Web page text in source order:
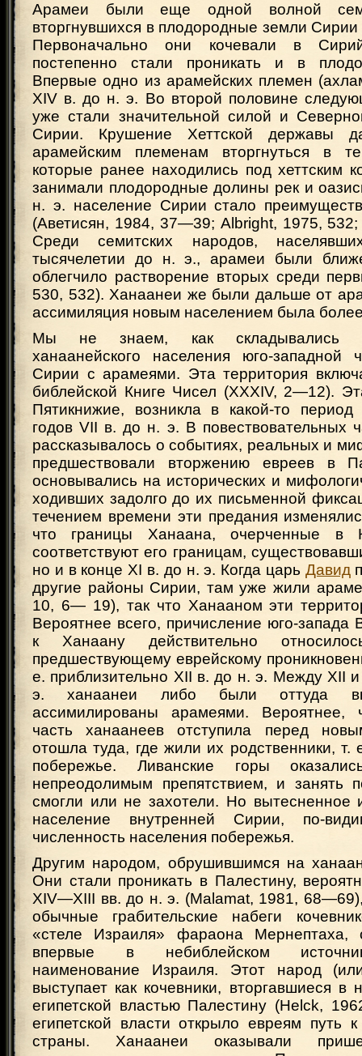
Арамеи были еще одной волной
вторгнувшихся в плодородные земли Сирии
Первоначально они кочевали в
постепенно стали проникать и в
Впервые одно из арамейских племен
XIV в. до н. э. Во второй половине
уже стали значительной силой и
Сирии. Крушение Хеттской державы
арамейским племенам вторгнуться в
которые ранее находились под хеттским
занимали плодородные долины рек и
н. э. население Сирии стало
(Аветисян, 1984, 37—39; Albright, 1975,
Среди семитских народов,
тысячелетии до н. э., арамеи были
облегчило растворение вторых среди
530, 532). Ханаанеи же были дальше от
ассимиляция новым населением была
Мы не знаем, как складывались
ханаанейского населения юго-западной
Сирии с арамеями. Эта территория
библейской Книге Чисел (XXXIV, 2—12).
Пятикнижие, возникла в какой-то
годов VII в. до н. э. В повествовательных
рассказывалось о событиях, реальных и
предшествовали вторжению евреев в
основывались на исторических и
ходивших задолго до их письменной
течением времени эти предания
что границы Ханаана, очерченные в
соответствуют его границам,
но и в конце XI в. до н. э. Когда царь Давид
другие районы Сирии, там уже жили
10, 6— 19), так что Ханааном эти
Вероятнее всего, причисление юго-запада
к Ханаану действительно
предшествующему еврейскому
е. приблизительно XII в. до н. э. Между XII
э. ханаанеи либо были оттуда
ассимилированы арамеями. Вероятнее,
часть ханаанеев отступила перед
отошла туда, где жили их родственники, т.
побережье. Ливанские горы
непреодолимым препятствием, и занять
смогли или не захотели. Но вытесненное
население внутренней Сирии, по-
численность населения побережья.
Другим народом, обрушившимся на
Они стали проникать в Палестину,
XIV—XIII вв. до н. э. (Malamat, 1981,
обычные грабительские набеги
«стеле Израиля» фараона
впервые в небиблейском
наименование Израиля. Этот народ
выступает как кочевники, вторгавшиеся в
египетской властью Палестину (Helck,
египетской власти открыло евреям путь
страны. Ханаанеи оказывали